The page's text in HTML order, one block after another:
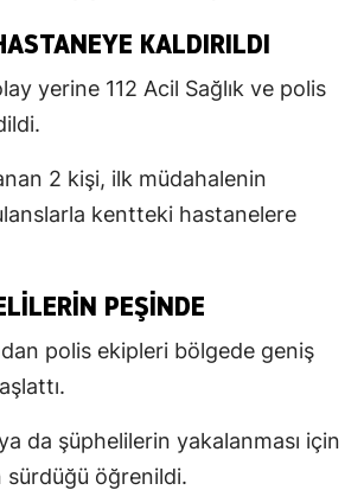
KALDIRILDI
yerine 112 Acil Sağlık ve polis
2 kişi, ilk müdahalenin
kentteki hastanelere
PEŞINDE
polis ekipleri bölgede geniş
da şüphelilerin yakalanması için
sürdüğü öğrenildi.